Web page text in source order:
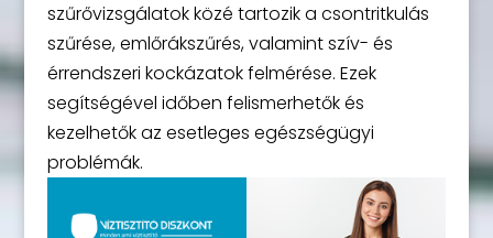
szűrővizsgálatok közé tartozik a csontritkulás
szűrése, emlőrákszűrés, valamint szív- és
érrendszeri kockázatok felmérése. Ezek
segítségével időben felismerhetők és
kezelhetők az esetleges egészségügyi
problémák.